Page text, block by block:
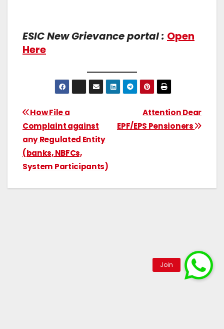
ESIC New Grievance portal : Open
Here
Attention Dear
EPF/EPS Pensioners
How File a
Complaint against
any Regulated Entity
(banks, NBFCs,
System Participants)